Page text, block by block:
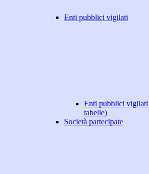
Enti pubblici vigilati
Enti pubblici vigilati
tabelle)
Società partecipate